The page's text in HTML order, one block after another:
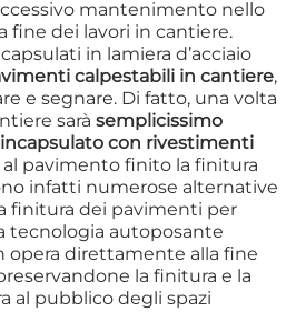
mantenimento nello
fine dei lavori in cantiere.
in lamiera d’acciaio
calpestabili in cantiere,
e segnare. Di fatto, una volta
sarà semplicissimo
con rivestimenti
al pavimento finito la finitura
infatti numerose alternative
finitura dei pavimenti per
tecnologia autoposante
opera direttamente alla fine
la finitura e la
al pubblico degli spazi